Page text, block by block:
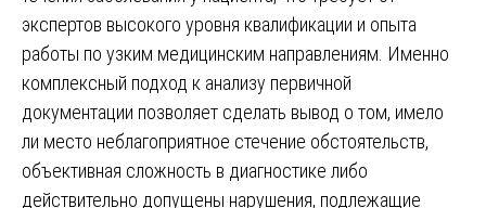
экспертов высокого уровня квалификации и опыта
работы по узким медицинским направлениям. Именно
комплексный подход к анализу первичной
документации позволяет сделать вывод о том, имело
ли место неблагоприятное стечение обстоятельств,
объективная сложность в диагностике либо
действительно допущены нарушения, подлежащие